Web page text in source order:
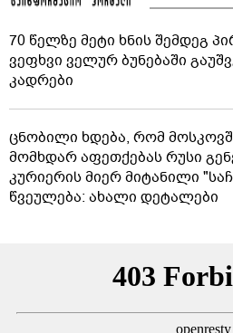
70 წელზე მეტი ხნის შემდეგ
ვეფხვი ველურ ბუნებაში
კადრები
ცნობილი ხდება, რომ
მომხდარ აფეთქებას რუსი
კურიერის მიერ მიტანილი
წვეულება: ახალი დეტალები